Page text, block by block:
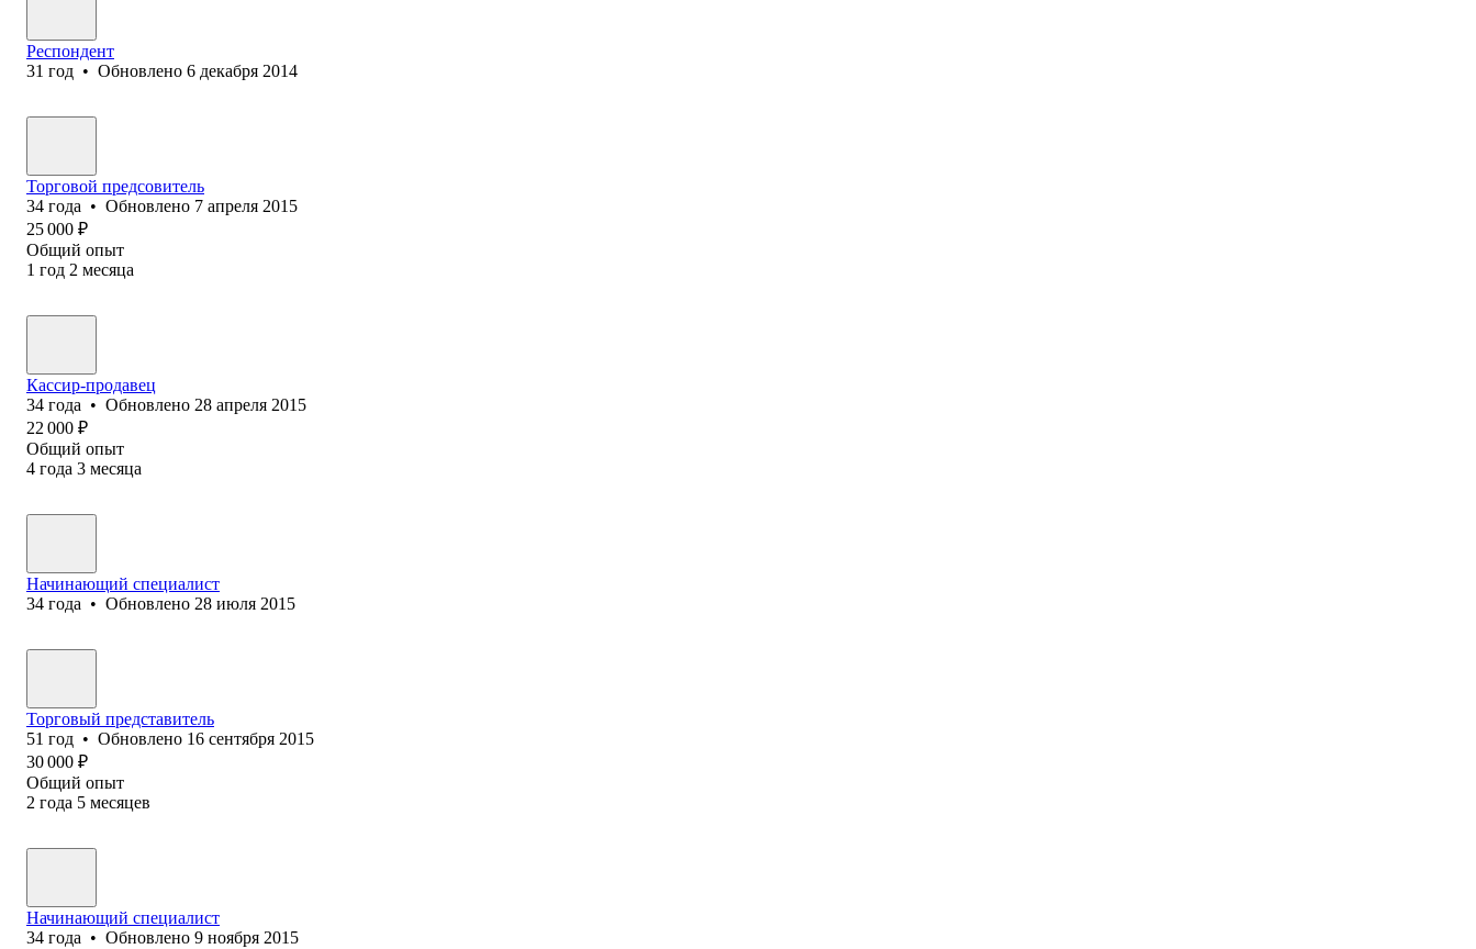
Респондент
31 год • Обновлено 6 декабря 2014
Торговой предсовитель
34 года • Обновлено 7 апреля 2015
25 000 ₽
Общий опыт
1 год 2 месяца
Кассир-продавец
34 года • Обновлено 28 апреля 2015
22 000 ₽
Общий опыт
4 года 3 месяца
Начинающий специалист
34 года • Обновлено 28 июля 2015
Торговый представитель
51 год • Обновлено 16 сентября 2015
30 000 ₽
Общий опыт
2 года 5 месяцев
Начинающий специалист
34 года • Обновлено 9 ноября 2015